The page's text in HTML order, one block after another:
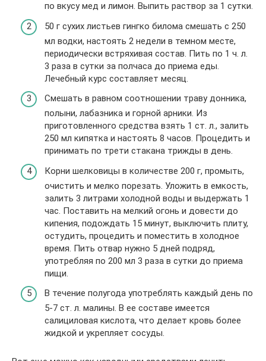
по вкусу мед и лимон. Выпить раствор за 1 сутки.
50 г сухих листьев гингко билома смешать с 250
мл водки, настоять 2 недели в темном месте,
периодически встряхивая состав. Пить по 1 ч. л.
3 раза в сутки за полчаса до приема еды.
Лечебный курс составляет месяц.
Смешать в равном соотношении траву донника,
полыни, лабазника и горной арники. Из
приготовленного средства взять 1 ст. л., залить
250 мл кипятка и настоять 8 часов. Процедить и
принимать по трети стакана трижды в день.
Корни шелковицы в количестве 200 г, промыть,
очистить и мелко порезать. Уложить в емкость,
залить 3 литрами холодной воды и выдержать 1
час. Поставить на мелкий огонь и довести до
кипения, подождать 15 минут, выключить плиту,
остудить, процедить и поместить в холодное
время. Пить отвар нужно 5 дней подряд,
употребляя по 200 мл 3 раза в сутки до приема
пищи.
В течение полугода употреблять каждый день по
5-7 ст. л. малины. В ее составе имеется
салициловая кислота, что делает кровь более
жидкой и укрепляет сосуды.